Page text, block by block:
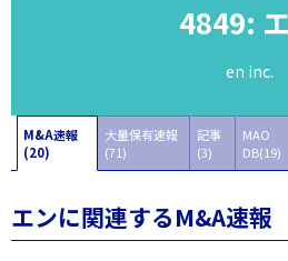
4849:
en inc.
M&A速報
(20)
大量保有速報
(71)
記事
(3)
MAO
DB(19)
エンに関連するM&A速報